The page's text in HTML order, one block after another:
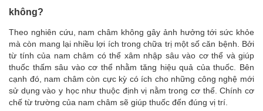
không?
Theo nghiên cứu, nam châm không gây ảnh hưởng tới sức khỏe
mà còn mang lại nhiều lợi ích trong chữa trị một số căn bệnh. Bởi
từ tính của nam châm có thể xâm nhập sâu vào cơ thể và giúp
thuốc thấm sâu vào cơ thể nhằm tăng hiệu quả của thuốc. Bên
cạnh đó, nam châm còn cực kỳ có ích cho những công nghệ mới
sử dụng vào y học như thuộc định vị nằm trong cơ thể. Chính cơ
chế từ trường của nam châm sẽ giúp thuốc đến đúng vị trí.